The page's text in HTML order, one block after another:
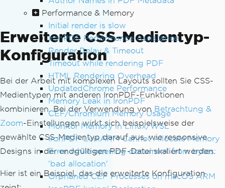
Performance & Memory
Initial render is slow
IronPDF Performance Assistance
Render Delay & Timeout
Timeout while rendering PDF
HTML Rendering Overhead
UpdatedChrome Performance
Memory Leak in IronPDF
CEF/Chromium Memory Usage
Monitor Memory in Linux/WSL
IronPDF LinxARM Cannot Allocate Memory
Error while opening document from bytes:
'bad allocation'
Orphaned CEF Processes on macOS ARM
Erweiterte CSS-Medientyp-
Konfiguration
Bei der Arbeit mit komplexen Layouts sollten Sie CSS-
Medientypen mit anderen IronPDF-Funktionen
kombinieren. Bei der Verwendung von Betrachtung &
Zoom-Einstellungen wirkt sich beispielsweise der
gewählte CSS-Medientyp darauf aus, wie responsive
Designs in der endgültigen PDF-Datei skaliert werden.
Hier ist ein Beispiel, das die erweiterte Konfiguration